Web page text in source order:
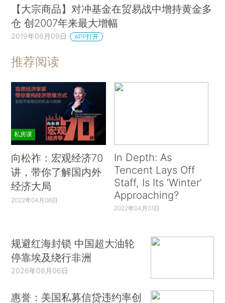
【大宗商品】对冲基金在贸易战中增持黄金多
仓 创2007年来最大增幅
2019年06月09日 APP打开
推荐阅读
私房课
向松祚：宏观经济70
讲，带你了解国内外
经济大局
2022年04月06日
In Depth: As
Tencent Lays Off
Staff, Is Its ‘Winter’
Approaching?
2022年04月01日
规避红海封锁 中国超大油轮
停靠埃及绕行非洲
2026年08月06日
惠誉：美国私募信贷违约率创